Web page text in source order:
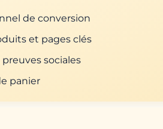
de conversion
et pages clés
preuves sociales
panier